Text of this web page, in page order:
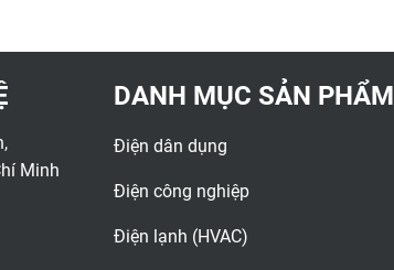
Minh
DANH MỤC SẢN PHẨM
Điện dân dụng
Điện công nghiệp
Điện lạnh (HVAC)